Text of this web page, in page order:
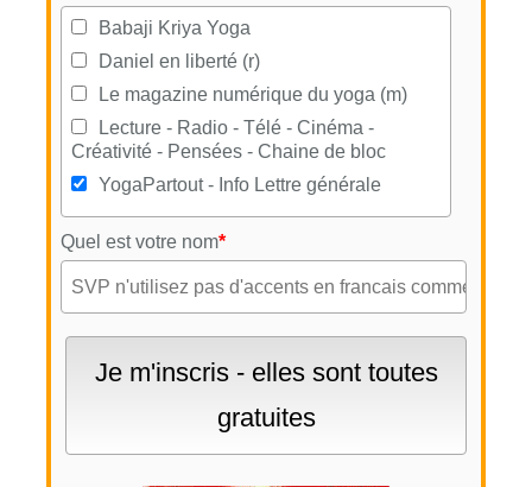
Babaji Kriya Yoga
Daniel en liberté (r)
Le magazine numérique du yoga (m)
Lecture - Radio - Télé - Cinéma -
Créativité - Pensées - Chaine de bloc
YogaPartout - Info Lettre générale
Quel est votre nom*